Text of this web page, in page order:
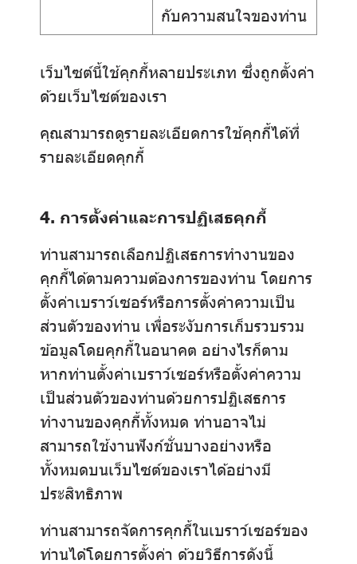
กับความสนใจของท่าน
เว็บไซต์นี้ใช้คุกกี้หลายประเภท ซึ่งถูกตั้งค่า
ด้วยเว็บไซต์ของเรา
คุณสามารถดูรายละเอียดการใช้คุกกี้ได้ที่
รายละเอียดคุกกี้
4. การตั้งค่าและการปฏิเสธคุกกี้
ท่านสามารถเลือกปฏิเสธการทำงานของ
คุกกี้ได้ตามความต้องการของท่าน โดยการ
ตั้งค่าเบราว์เซอร์หรือการตั้งค่าความเป็น
ส่วนตัวของท่าน เพื่อระงับการเก็บรวบรวม
ข้อมูลโดยคุกกี้ในอนาคต อย่างไรก็ตาม
หากท่านตั้งค่าเบราว์เซอร์หรือตั้งค่าความ
เป็นส่วนตัวของท่านด้วยการปฏิเสธการ
ทำงานของคุกกี้ทั้งหมด ท่านอาจไม่
สามารถใช้งานฟังก์ชั่นบางอย่างหรือ
ทั้งหมดบนเว็บไซต์ของเราได้อย่างมี
ประสิทธิภาพ
ท่านสามารถจัดการคุกกี้ในเบราว์เซอร์ของ
ท่านได้โดยการตั้งค่า ด้วยวิธีการดังนี้